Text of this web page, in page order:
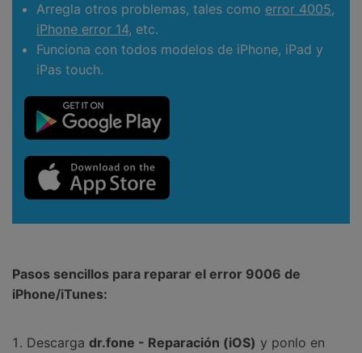
Arregla otros problemas, tales como error 4005,
iPhone error 14, etc.
Funciona con todos modelos de iPhone, iPad y
iPas touch.
Pasos sencillos para reparar el error 9006 de
iPhone/iTunes:
Descarga dr.fone - Reparación (iOS) y ponlo en